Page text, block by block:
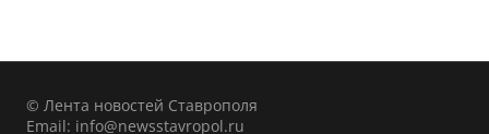
© Лента новостей Ставрополя
Email: info@newsstavropol.ru